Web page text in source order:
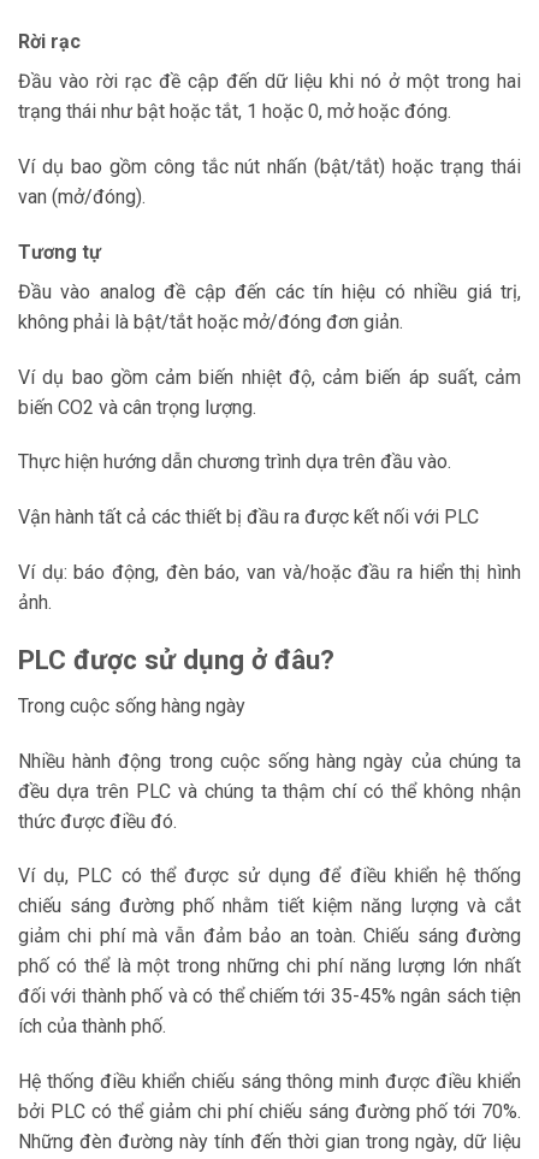
Rời rạc
Đầu vào rời rạc đề cập đến dữ liệu khi nó ở một trong hai
trạng thái như bật hoặc tắt, 1 hoặc 0, mở hoặc đóng.
Ví dụ bao gồm công tắc nút nhấn (bật/tắt) hoặc trạng thái
van (mở/đóng).
Tương tự
Đầu vào analog đề cập đến các tín hiệu có nhiều giá trị,
không phải là bật/tắt hoặc mở/đóng đơn giản.
Ví dụ bao gồm cảm biến nhiệt độ, cảm biến áp suất, cảm
biến CO2 và cân trọng lượng.
Thực hiện hướng dẫn chương trình dựa trên đầu vào.
Vận hành tất cả các thiết bị đầu ra được kết nối với PLC
Ví dụ: báo động, đèn báo, van và/hoặc đầu ra hiển thị hình
ảnh.
PLC được sử dụng ở đâu?
Trong cuộc sống hàng ngày
Nhiều hành động trong cuộc sống hàng ngày của chúng ta
đều dựa trên PLC và chúng ta thậm chí có thể không nhận
thức được điều đó.
Ví dụ, PLC có thể được sử dụng để điều khiển hệ thống
chiếu sáng đường phố nhằm tiết kiệm năng lượng và cắt
giảm chi phí mà vẫn đảm bảo an toàn. Chiếu sáng đường
phố có thể là một trong những chi phí năng lượng lớn nhất
đối với thành phố và có thể chiếm tới 35-45% ngân sách tiện
ích của thành phố.
Hệ thống điều khiển chiếu sáng thông minh được điều khiển
bởi PLC có thể giảm chi phí chiếu sáng đường phố tới 70%.
Những đèn đường này tính đến thời gian trong ngày, dữ liệu